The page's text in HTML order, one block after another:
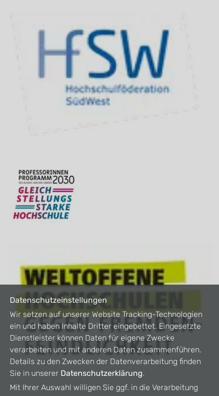
Datenschutzeinstellungen
Wir setzen auf unserer Website Tracking-Technologien
ein und haben Inhalte Dritter eingebettet. Eingesetzte
Dienstleister können Daten für eigene Zwecke
verarbeiten und mit anderen Daten zusammenführen.
Details zu den Zwecken der Datenverarbeitung finden
Sie in unserer Datenschutzerklärung.
Mit Ihrer Auswahl willigen Sie ggf. in die Verarbeitung